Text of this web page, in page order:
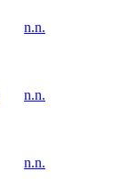
n.n.
n.n.
n.n.